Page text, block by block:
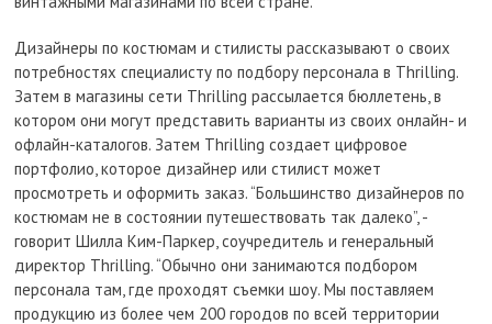
Дизайнеры по костюмам и стилисты рассказывают о своих
потребностях специалисту по подбору персонала в Thrilling.
Затем в магазины сети Thrilling рассылается бюллетень, в
котором они могут представить варианты из своих онлайн- и
офлайн-каталогов. Затем Thrilling создает цифровое
портфолио, которое дизайнер или стилист может
просмотреть и оформить заказ. “Большинство дизайнеров по
костюмам не в состоянии путешествовать так далеко”, -
говорит Шилла Ким-Паркер, соучредитель и генеральный
директор Thrilling. “Обычно они занимаются подбором
персонала там, где проходят съемки шоу. Мы поставляем
продукцию из более чем 200 городов по всей территории